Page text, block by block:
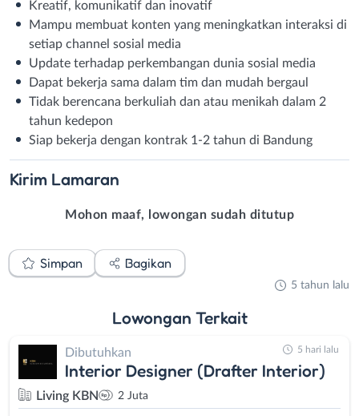
Kreatif, komunikatif dan inovatif
Mampu membuat konten yang meningkatkan interaksi di
setiap channel sosial media
Update terhadap perkembangan dunia sosial media
Dapat bekerja sama dalam tim dan mudah bergaul
Tidak berencana berkuliah dan atau menikah dalam 2
tahun kedepon
Siap bekerja dengan kontrak 1-2 tahun di Bandung
Kirim Lamaran
Mohon maaf, lowongan sudah ditutup
Simpan Bagikan
5 tahun lalu
Lowongan Terkait
Dibutuhkan
Interior Designer (Drafter Interior)
Living KBN 2 Juta
5 hari lalu